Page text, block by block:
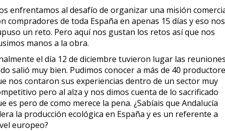
enfrentamos al desafío de organizar una misión
compradores de toda España en apenas 15 días y eso nos
un reto. Pero aquí nos gustan los retos así que nos
manos a la obra.
el día 12 de diciembre tuvieron lugar las
salió muy bien. Pudimos conocer a más de 40
nos contaron sus experiencias dentro de un sector muy
pero al alza y nos dimos cuenta de lo sacrificado
es pero de como merece la pena. ¿Sabíais que Andalucía
la producción ecológica en España y es un referente a
europeo?